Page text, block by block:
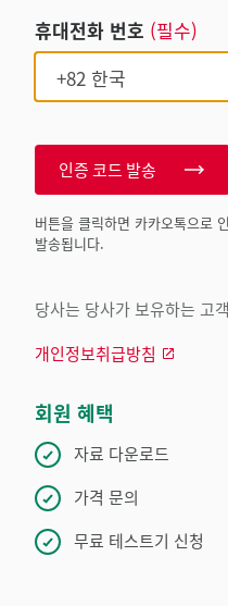
휴대전화 번호 (필수)
인증 코드 발송
버튼을 클릭하면 카카오톡으로
발송됩니다.
당사는 당사가 보유하는 고
개인정보취급방침
회원 혜택
자료 다운로드
가격 문의
무료 테스트기 신청